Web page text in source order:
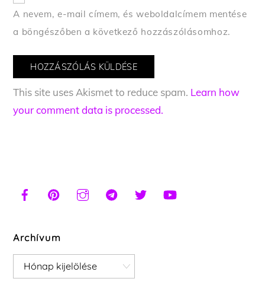
A nevem, e-mail címem, és weboldalcímem mentése
a böngészőben a következő hozzászólásomhoz.
This site uses Akismet to reduce spam. Learn how
your comment data is processed.
Archívum
Archívum